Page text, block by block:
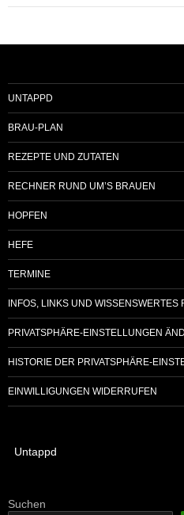
UNTAPPD
BRAU-PLAN
REZEPTE UND ZUTATEN
RECHNER RUND UM’S BRAUEN
HOPFEN
HEFE
TERMINE
INFOS, LINKS UND WISSENSWERTES
PRIVATSPHÄRE-EINSTELLUNGEN
HISTORIE DER PRIVATSPHÄRE-
EINWILLIGUNGEN WIDERRUFEN
Untappd
Suchen